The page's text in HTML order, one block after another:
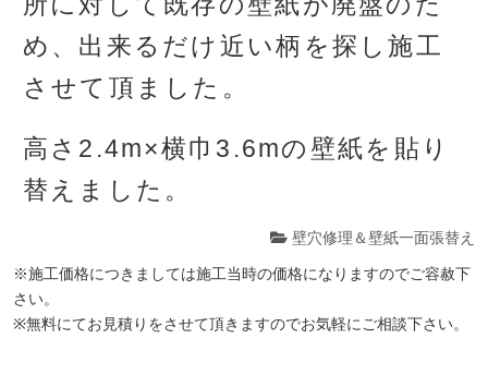
め、出来るだけ近い柄を探し施工
させて頂ました。
高さ2.4m×横巾3.6mの壁紙を貼り
替えました。
壁穴修理＆壁紙一面張替え
※施工価格につきましては施工当時の価格になりますのでご容赦下
さい。
※無料にてお見積りをさせて頂きますのでお気軽にご相談下さい。